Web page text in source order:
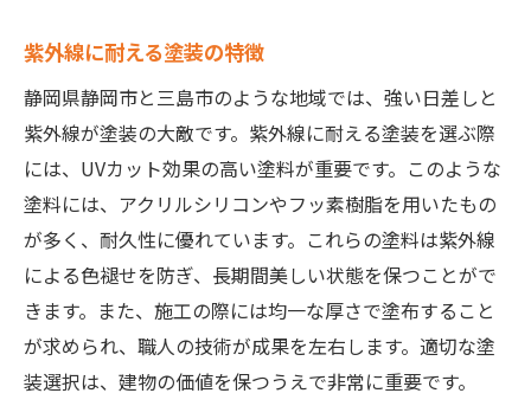
紫外線に耐える塗装の特徴
静岡県静岡市と三島市のような地域では、強い日差しと
紫外線が塗装の大敵です。紫外線に耐える塗装を選ぶ際
には、UVカット効果の高い塗料が重要です。このような
塗料には、アクリルシリコンやフッ素樹脂を用いたもの
が多く、耐久性に優れています。これらの塗料は紫外線
による色褪せを防ぎ、長期間美しい状態を保つことがで
きます。また、施工の際には均一な厚さで塗布すること
が求められ、職人の技術が成果を左右します。適切な塗
装選択は、建物の価値を保つうえで非常に重要です。